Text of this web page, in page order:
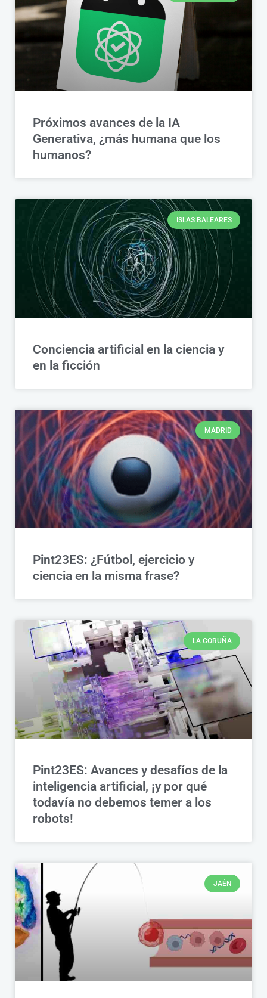
Próximos avances de la IA
Generativa, ¿más humana que los
humanos?
ISLAS BALEARES
Conciencia artificial en la ciencia y
en la ficción
MADRID
Pint23ES: ¿Fútbol, ejercicio y
ciencia en la misma frase?
LA CORUÑA
Pint23ES: Avances y desafíos de la
inteligencia artificial, ¡y por qué
todavía no debemos temer a los
robots!
JAÉN